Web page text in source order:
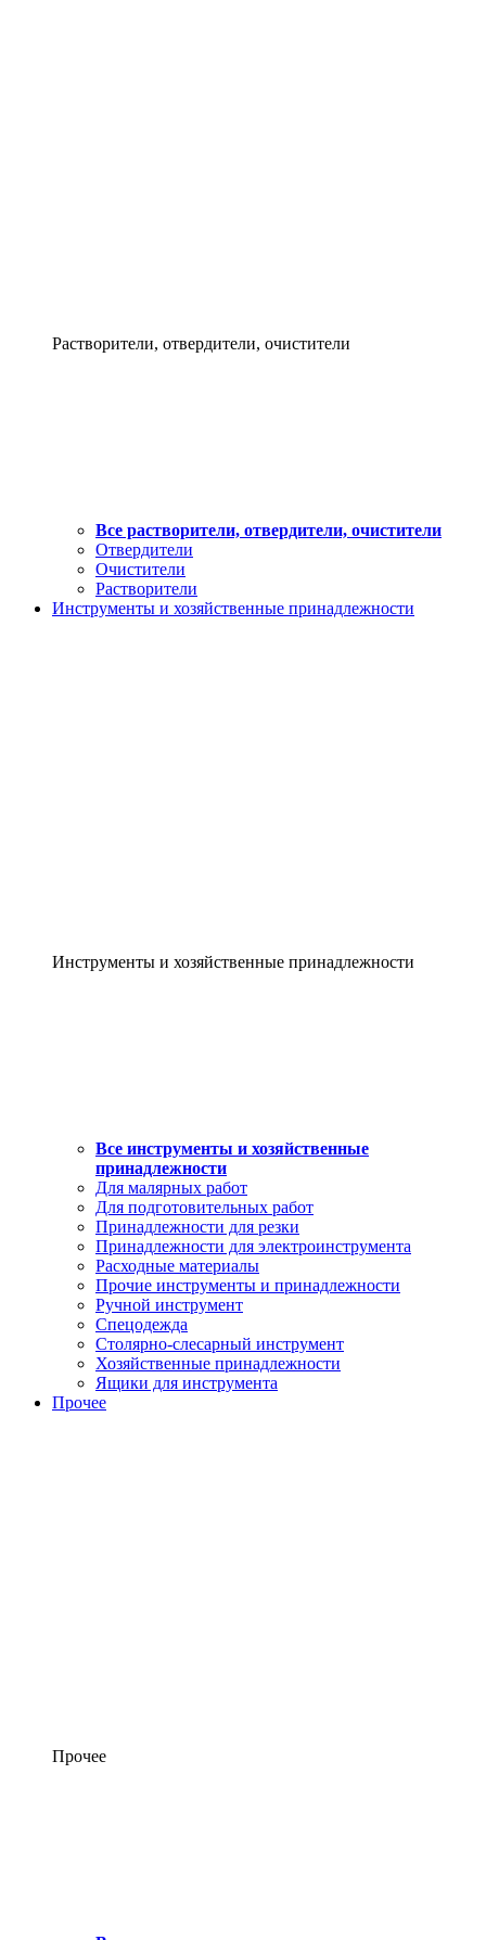
Растворители, отвердители, очистители
Все растворители, отвердители, очистители
Отвердители
Очистители
Растворители
Инструменты и хозяйственные принадлежности
Инструменты и хозяйственные принадлежности
Все инструменты и хозяйственные
принадлежности
Для малярных работ
Для подготовительных работ
Принадлежности для резки
Принадлежности для электроинструмента
Расходные материалы
Прочие инструменты и принадлежности
Ручной инструмент
Спецодежда
Столярно-слесарный инструмент
Хозяйственные принадлежности
Ящики для инструмента
Прочее
Прочее